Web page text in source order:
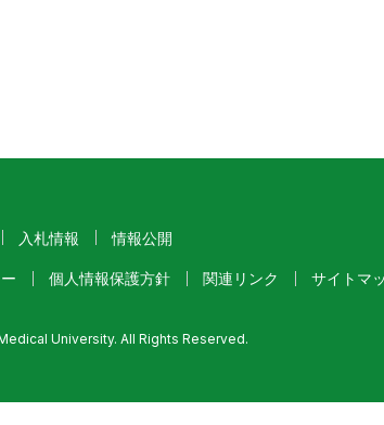
入札情報 情報公開
個人情報保護方針 関連リンク サイトマ
University. All Rights Reserved.